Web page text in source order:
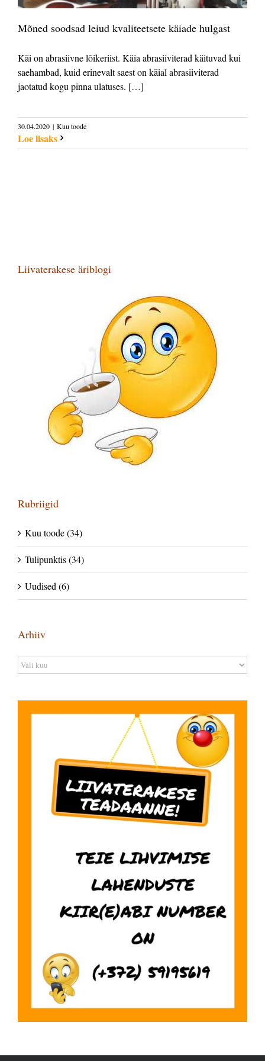
Mõned soodsad leiud kvaliteetsete käiade hulgast
Käi on abrasiivne lõikeriist. Käia abrasiiviterad käituvad kui
saehambad, kuid erinevalt saest on käial abrasiiviterad
jaotatud kogu pinna ulatuses. […]
30.04.2020 | Kuu toode
Loe lisaks
Liivaterakese äriblogi
Rubriigid
Kuu toode (34)
Tulipunktis (34)
Uudised (6)
Arhiiv
Arhiiv